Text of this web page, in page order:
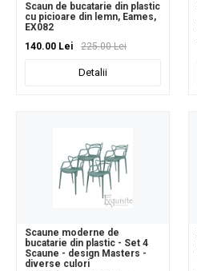
Scaun de bucatarie din plastic
cu picioare din lemn, Eames,
EX082
140.00 Lei
225.00 Lei
Detalii
Scaune moderne de
bucatarie din plastic - Set 4
Scaune - design Masters -
diverse culori